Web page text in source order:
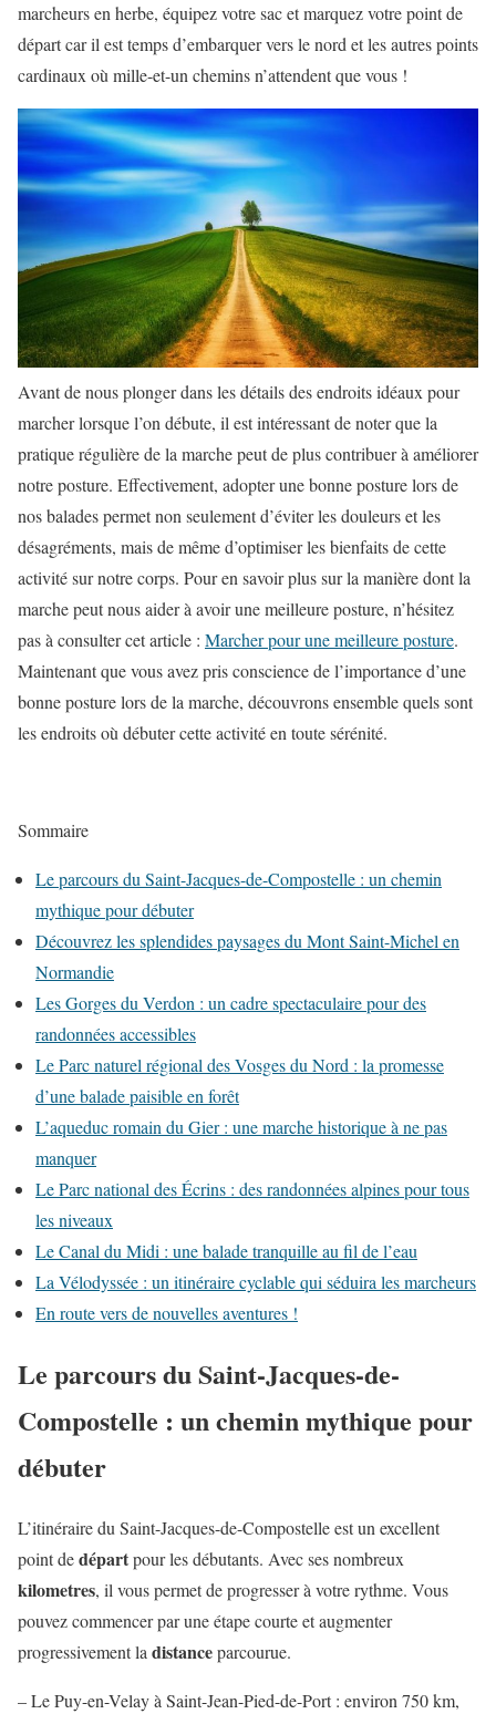
marcheurs en herbe, équipez votre sac et marquez votre point de
départ car il est temps d’embarquer vers le nord et les autres points
cardinaux où mille-et-un chemins n’attendent que vous !
Avant de nous plonger dans les détails des endroits idéaux pour
marcher lorsque l’on débute, il est intéressant de noter que la
pratique régulière de la marche peut de plus contribuer à améliorer
notre posture. Effectivement, adopter une bonne posture lors de
nos balades permet non seulement d’éviter les douleurs et les
désagréments, mais de même d’optimiser les bienfaits de cette
activité sur notre corps. Pour en savoir plus sur la manière dont la
marche peut nous aider à avoir une meilleure posture, n’hésitez
pas à consulter cet article : Marcher pour une meilleure posture.
Maintenant que vous avez pris conscience de l’importance d’une
bonne posture lors de la marche, découvrons ensemble quels sont
les endroits où débuter cette activité en toute sérénité.
Sommaire
Le parcours du Saint-Jacques-de-Compostelle : un chemin
mythique pour débuter
Découvrez les splendides paysages du Mont Saint-Michel en
Normandie
Les Gorges du Verdon : un cadre spectaculaire pour des
randonnées accessibles
Le Parc naturel régional des Vosges du Nord : la promesse
d’une balade paisible en forêt
L’aqueduc romain du Gier : une marche historique à ne pas
manquer
Le Parc national des Écrins : des randonnées alpines pour tous
les niveaux
Le Canal du Midi : une balade tranquille au fil de l’eau
La Vélodyssée : un itinéraire cyclable qui séduira les marcheurs
En route vers de nouvelles aventures !
Le parcours duSaint-Jacques-de-
Compostelle : un chemin mythique pour
débuter
L’itinéraire du Saint-Jacques-de-Compostelle est un excellent
point dedépartpour les débutants. Avec ses nombreux
kilometres, il vous permet de progresser à votre rythme. Vous
pouvez commencer par une étape courte et augmenter
progressivement la distanceparcourue.
– Le Puy-en-Velay à Saint-Jean-Pied-de-Port : environ 750 km,